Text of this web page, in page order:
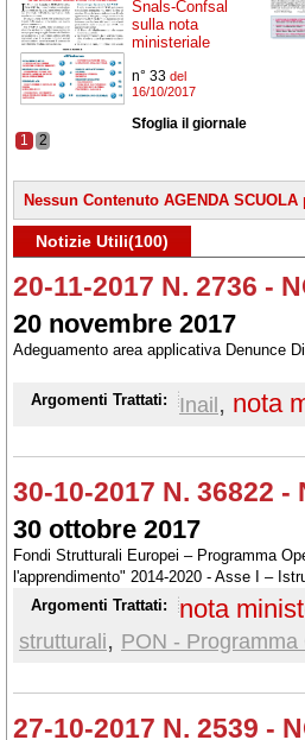
Snals-Confsal
sulla nota
ministeriale
n° 33 del
16/10/2017
Sfoglia il giornale
1
2
Nessun Contenuto AGENDA SCUOLA
Notizie Utili(100)
20-11-2017 N. 2736 -
20 novembre 2017
Adeguamento area applicativa Denunce
Argomenti Trattati: Inail, nota
30-10-2017 N. 36822 -
30 ottobre 2017
Fondi Strutturali Europei – Programma
l'apprendimento" 2014-2020 - Asse I –
Argomenti Trattati:
nota
strutturali, PON -
27-10-2017 N. 2539 -